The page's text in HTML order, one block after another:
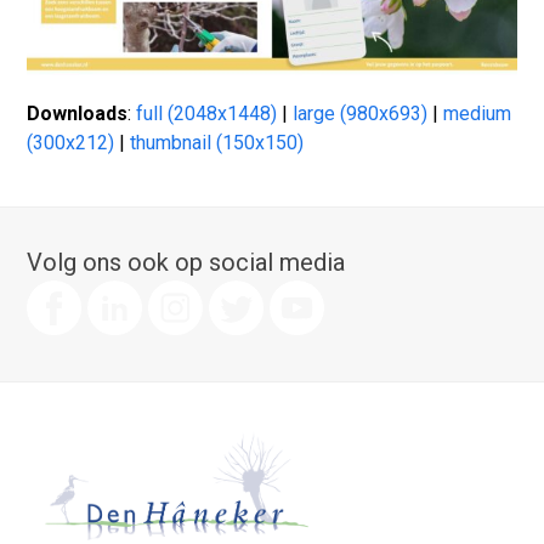
Downloads:full (2048x1448) | large (980x693) |medium
(300x212) |thumbnail (150x150)
Volg ons ook op social media